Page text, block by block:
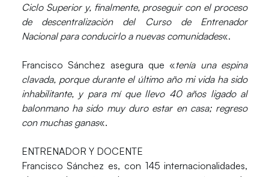
Ciclo Superior y, finalmente, proseguir con el proceso
de descentralización del Curso de Entrenador
Nacional para conducirlo a nuevas comunidades«.
Francisco Sánchez asegura que «tenía una espina
clavada, porque durante el último año mi vida ha sido
inhabilitante, y para mí que llevo 40 años ligado al
balonmano ha sido muy duro estar en casa; regreso
con muchas ganas«.
ENTRENADOR Y DOCENTE
Francisco Sánchez es, con 145 internacionalidades,